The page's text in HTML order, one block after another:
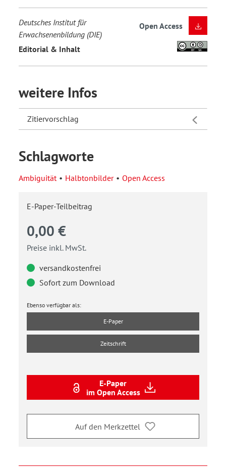
Deutsches Institut für
Erwachsenenbildung (DIE)
Editorial & Inhalt
Open Access
weitere Infos
Zitiervorschlag
Schlagworte
Ambiguität Halbtonbilder Open Access
E-Paper-Teilbeitrag
0,00 €
Preise inkl. MwSt.
versandkostenfrei
Sofort zum Download
Ebenso verfügbar als:
E-Paper
Zeitschrift
E-Paper
im Open Access
Auf den Merkzettel